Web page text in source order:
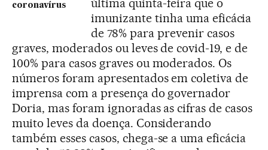
coronavírus
última quinta-feira que o
imunizante tinha uma eficácia
de 78% para prevenir casos
graves, moderados ou leves de covid-19, e de
100% para casos graves ou moderados. Os
números foram apresentados em coletiva de
imprensa com a presença do governador
Doria, mas foram ignoradas as cifras de casos
muito leves da doença. Considerando
também esses casos, chega-se a uma eficácia